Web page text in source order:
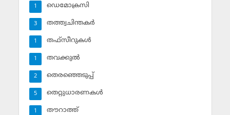
ഡെമോക്രസി
1
തത്ത്വചിന്തകര്‍
3
തഫ്‌സീറുകള്‍
1
തവക്കുല്‍
1
തെരഞ്ഞെടുപ്പ്
2
തെറ്റുധാരണകള്‍
5
തൗറാത്ത്
1